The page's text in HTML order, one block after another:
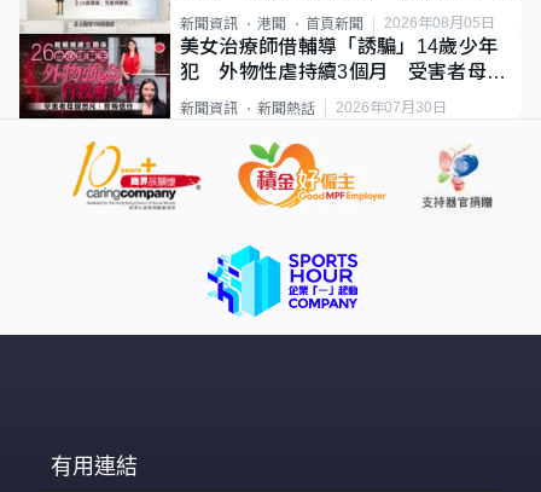
類案最惡劣
新聞資訊 港聞 首頁新聞 2026年08月05日
美女治療師借輔導「誘騙」14歲少年
犯 外物性虐持續3個月 受害者母：
要保護其他人
新聞資訊 新聞熱話 2026年07月30日
有用連結